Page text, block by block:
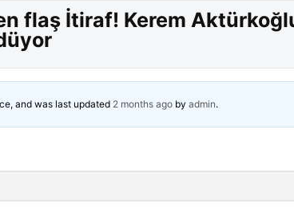
flaş İtiraf! Kerem
and was last updated 2 months ago by admin.